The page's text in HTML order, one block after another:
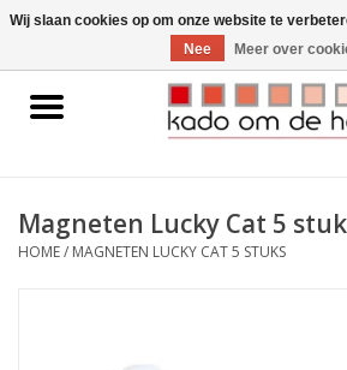
Home
Gadgets
Magneten Lucky Cat 5
HOME/ MAGNETEN LUCKY CAT 5 STUKS
Wij slaan cookies op om onze website te
Nee
Meer over